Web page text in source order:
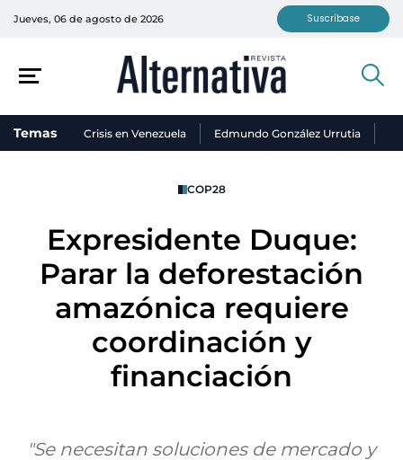
Jueves, 06 de agosto de 2026 Suscríbase
Temas Crisis en Venezuela Edmundo González Urrutia
COP28
Expresidente Duque:
Parar la deforestación
amazónica requiere
coordinación y
financiación
"Se necesitan soluciones de mercado y